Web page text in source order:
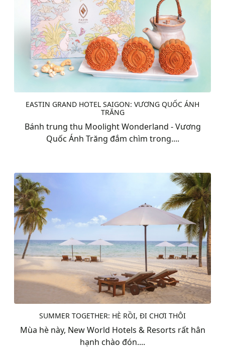
EASTIN GRAND HOTEL SAIGON: VƯƠNG QUỐC ÁNH
TRĂNG
Bánh trung thu Moolight Wonderland - Vương
Quốc Ánh Trăng đắm chìm trong....
SUMMER TOGETHER: HÈ RỒI, ĐI CHƠI THÔI
Mùa hè này, New World Hotels & Resorts rất hân
hạnh chào đón....